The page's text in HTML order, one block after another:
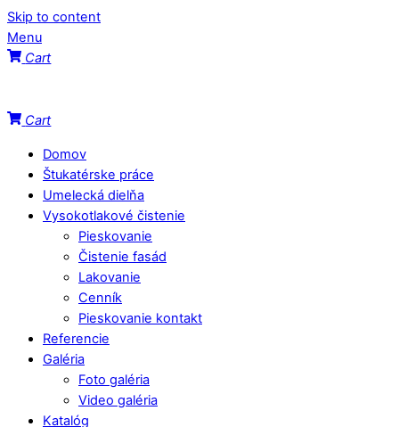
Skip to content
Menu
Cart
Cart
Domov
Štukatérske práce
Umelecká dielňa
Vysokotlakové čistenie
Pieskovanie
Čistenie fasád
Lakovanie
Cenník
Pieskovanie kontakt
Referencie
Galéria
Foto galéria
Video galéria
Katalóg